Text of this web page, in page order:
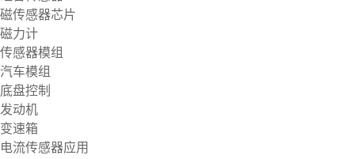
磁传感器芯片
磁力计
传感器模组
汽车模组
底盘控制
发动机
变速箱
电流传感器应用